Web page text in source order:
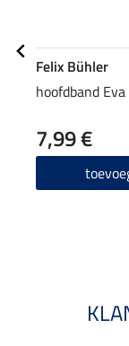
Felix Bühler
hoofdband Eva
7,99 €